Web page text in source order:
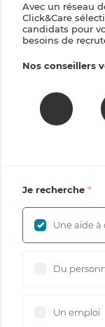
Avec un réseau
Click&Care
candidats pour
besoins de
Nos conseillers
Je recherche
Une aide à
Du
Un emploi